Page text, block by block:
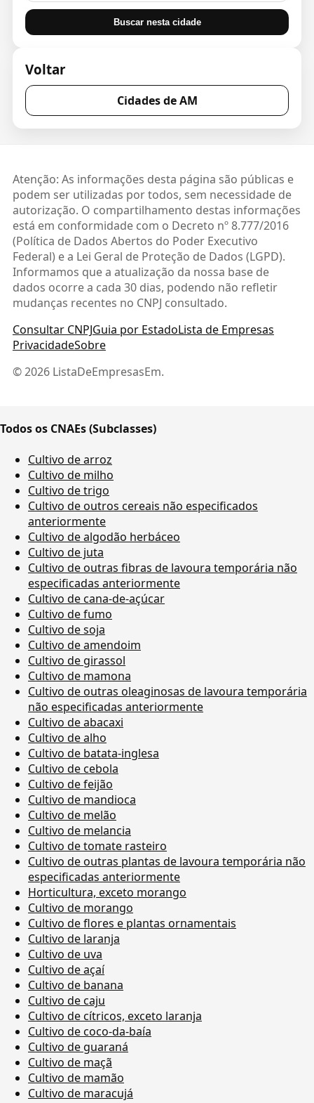
Buscar nesta cidade
Voltar
Cidades de AM
Atenção: As informações desta página são públicas e
podem ser utilizadas por todos, sem necessidade de
autorização. O compartilhamento destas informações
está em conformidade com o Decreto nº 8.777/2016
(Política de Dados Abertos do Poder Executivo
Federal) e a Lei Geral de Proteção de Dados (LGPD).
Informamos que a atualização da nossa base de
dados ocorre a cada 30 dias, podendo não refletir
mudanças recentes no CNPJ consultado.
Consultar CNPJGuia por EstadoLista de Empresas
PrivacidadeSobre
© 2026 ListaDeEmpresasEm.
Todos os CNAEs (Subclasses)
Cultivo de arroz
Cultivo de milho
Cultivo de trigo
Cultivo de outros cereais não especificados
anteriormente
Cultivo de algodão herbáceo
Cultivo de juta
Cultivo de outras fibras de lavoura temporária não
especificadas anteriormente
Cultivo de cana-de-açúcar
Cultivo de fumo
Cultivo de soja
Cultivo de amendoim
Cultivo de girassol
Cultivo de mamona
Cultivo de outras oleaginosas de lavoura temporária
não especificadas anteriormente
Cultivo de abacaxi
Cultivo de alho
Cultivo de batata-inglesa
Cultivo de cebola
Cultivo de feijão
Cultivo de mandioca
Cultivo de melão
Cultivo de melancia
Cultivo de tomate rasteiro
Cultivo de outras plantas de lavoura temporária não
especificadas anteriormente
Horticultura, exceto morango
Cultivo de morango
Cultivo de flores e plantas ornamentais
Cultivo de laranja
Cultivo de uva
Cultivo de açaí
Cultivo de banana
Cultivo de caju
Cultivo de cítricos, exceto laranja
Cultivo de coco-da-baía
Cultivo de guaraná
Cultivo de maçã
Cultivo de mamão
Cultivo de maracujá